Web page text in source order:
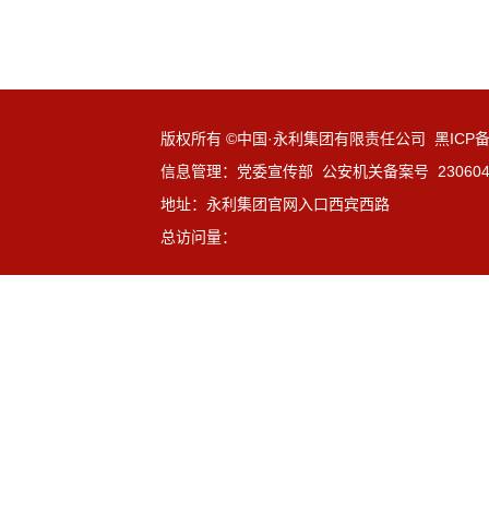
版权所有 ©中国·永利集团有限责任公司 黑ICP
信息管理：党委宣传部 公安机关备案号
地址：永利集团官网入口西宾西路
总访问量：